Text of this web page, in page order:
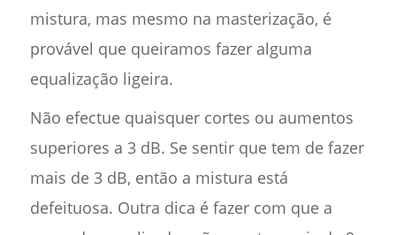
mistura, mas mesmo na masterização, é
provável que queiramos fazer alguma
equalização ligeira.
Não efectue quaisquer cortes ou aumentos
superiores a 3 dB. Se sentir que tem de fazer
mais de 3 dB, então a mistura está
defeituosa. Outra dica é fazer com que a